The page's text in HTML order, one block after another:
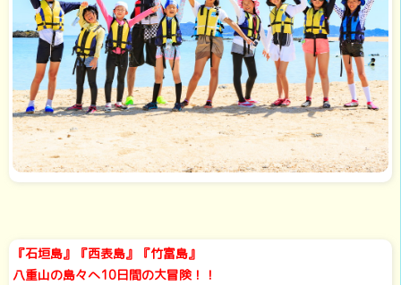
『石垣島』『西表島』『竹富島』
八重山の島々へ10日間の大冒険！！